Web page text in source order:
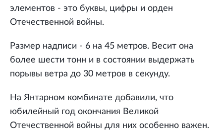
элементов - это буквы, цифры и орден
Отечественной войны.
Размер надписи - 6 на 45 метров. Весит она
более шести тонн и в состоянии выдержать
порывы ветра до 30 метров в секунду.
На Янтарном комбинате добавили, что
юбилейный год окончания Великой
Отечественной войны для них особенно важен.